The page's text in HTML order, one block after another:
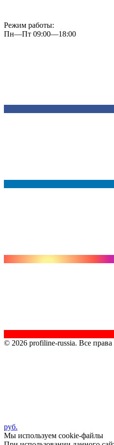
Режим работы:
Пн—Пт 09:00—18:00
© 2026 profiline-russia. Все
руб.
Мы используем cookie-файлы